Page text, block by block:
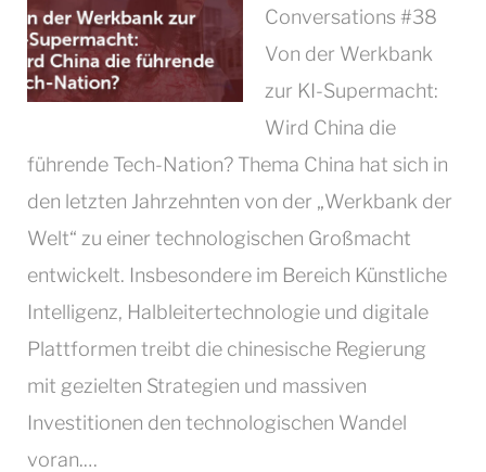
Conversations #38
Von der Werkbank
zur KI-Supermacht:
Wird China die
führende Tech-Nation? Thema China hat sich in
den letzten Jahrzehnten von der „Werkbank der
Welt“ zu einer technologischen Großmacht
entwickelt. Insbesondere im Bereich Künstliche
Intelligenz, Halbleitertechnologie und digitale
Plattformen treibt die chinesische Regierung
mit gezielten Strategien und massiven
Investitionen den technologischen Wandel
voran.…